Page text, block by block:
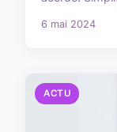
6 mai 2024
ACTU